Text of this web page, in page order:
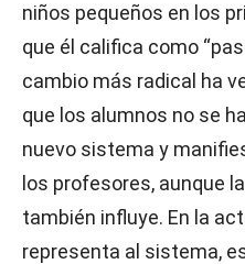
niños pequeños en los
que él califica como
cambio más radical ha
que los alumnos no se
nuevo sistema y
los profesores, aunque
también influye. En la
representa al sistema,